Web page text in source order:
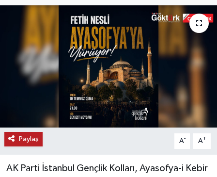
Paylaş A- A+
AK Parti İstanbul Gençlik Kolları, Ayasofya-i Kebir
ÖZEL HABER
SAĞLIK
SPOR
TEKNOLOJİ
TİCARET
YAŞAM